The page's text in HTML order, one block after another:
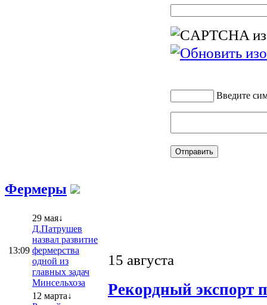
Введите
Фермеры
13:09
29 мая↓
Д.Патрушев
назвал развитие
фермерства
одной из
главных задач
Минсельхоза
12 марта↓
15 августа
Рекордный экспорт